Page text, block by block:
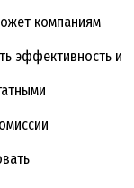
компаниям
эффективность и